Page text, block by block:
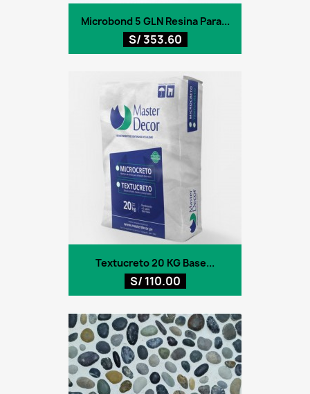
Microbond 5 GLN Resina Para...
S/ 353.60
Textucreto 20 KG Base...
S/ 110.00